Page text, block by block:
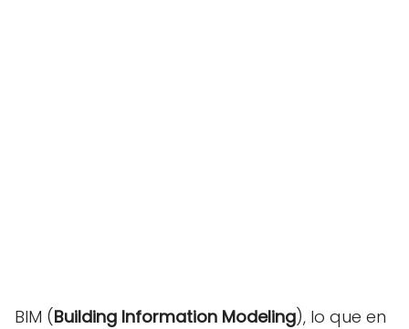
BIM (Building Information Modeling), lo que en